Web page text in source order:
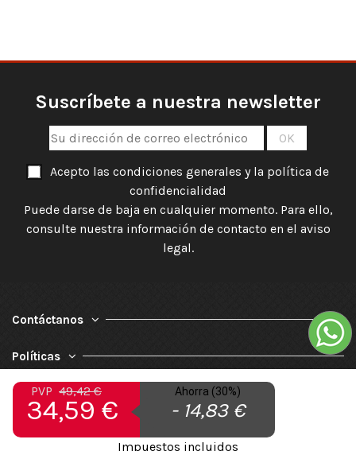
PVP 49,42 €
34,59 €
Ahorra (30%)
- 14,83 €
Impuestos incluidos
Suscríbete a nuestra newsletter
Acepto las condiciones generales y la política de
confidencialidad
Puede darse de baja en cualquier momento. Para ello,
consulte nuestra información de contacto en el aviso
legal.
Contáctanos
Políticas
Nuestra Empresa